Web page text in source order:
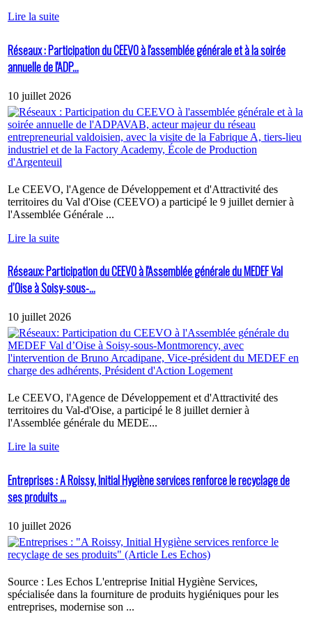
Lire la suite
Réseaux : Participation du CEEVO à l'assemblée générale et à la soirée
annuelle de l'ADP...
10 juillet 2026
Le CEEVO, l'Agence de Développement et d'Attractivité des
territoires du Val d'Oise (CEEVO) a participé le 9 juillet dernier à
l'Assemblée Générale ...
Lire la suite
Réseaux: Participation du CEEVO à l'Assemblée générale du MEDEF Val
d’Oise à Soisy-sous-...
10 juillet 2026
Le CEEVO, l'Agence de Développement et d'Attractivité des
territoires du Val-d'Oise, a participé le 8 juillet dernier à
l'Assemblée générale du MEDE...
Lire la suite
Entreprises : A Roissy, Initial Hygiène services renforce le recyclage de
ses produits ...
10 juillet 2026
Source : Les Echos L'entreprise Initial Hygiène Services,
spécialisée dans la fourniture de produits hygiéniques pour les
entreprises, modernise son ...